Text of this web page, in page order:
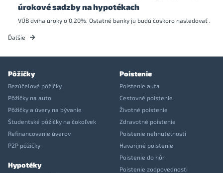
úrokové sadzby na hypotékach
VÚB dvíha úroky o 0,20%. Ostatné banky ju budú čoskoro nasledovať .
Ďalšie
Pôžičky
Bezúčelové pôžičky
Pôžičky na auto
Pôžičky a úvery na bývanie
Študentské pôžičky na čokoľvek
Refinancovanie úverov
P2P pôžičky
Hypotéky
Poistenie
Poistenie auta
Cestovné poistenie
Životné poistenie
Zdravotné poistenie
Poistenie nehnuteľnosti
Havarijné poistenie
Poistenie do hôr
Poistenie zodpovednosti